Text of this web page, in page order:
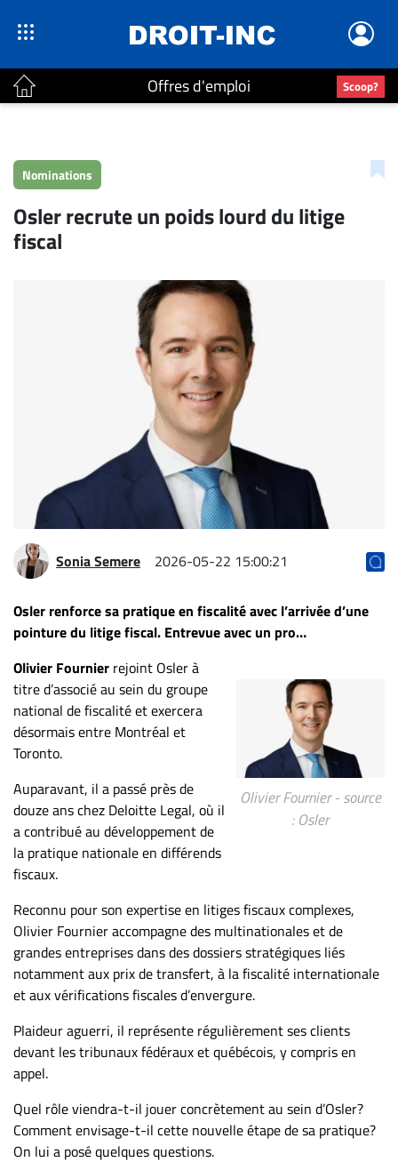
Offres d'emploi Scoop?
Accueil
Continu
Nominations
CARRIÈRE
EMPLOIS
AVOCATS
ET
JURISTES
Offres
Formation
Continue
Métiers
Scoop?
CABINETS
ET
ENTREPRISES
Espace
Page
entreprises
Publier
un
Publicité
Solutions de
recrutements
TROUVEZ-
NOUS
Nominations
Osler recrute un poids lourd du litige
fiscal
Sonia Semere 2026-05-22 15:00:21
Osler renforce sa pratique en fiscalité avec l’arrivée d’une
pointure du litige fiscal. Entrevue avec un pro…
Olivier Fournier - source
: Osler
Olivier Fournier rejoint Osler à
titre d’associé au sein du groupe
national de fiscalité et exercera
désormais entre Montréal et
Toronto.
Auparavant, il a passé près de
douze ans chez Deloitte Legal, où il
a contribué au développement de
la pratique nationale en différends
fiscaux.
Reconnu pour son expertise en litiges fiscaux complexes,
Olivier Fournier accompagne des multinationales et de
grandes entreprises dans des dossiers stratégiques liés
notamment aux prix de transfert, à la fiscalité internationale
et aux vérifications fiscales d’envergure.
Plaideur aguerri, il représente régulièrement ses clients
devant les tribunaux fédéraux et québécois, y compris en
appel.
Quel rôle viendra-t-il jouer concrètement au sein d’Osler?
Comment envisage-t-il cette nouvelle étape de sa pratique?
On lui a posé quelques questions.